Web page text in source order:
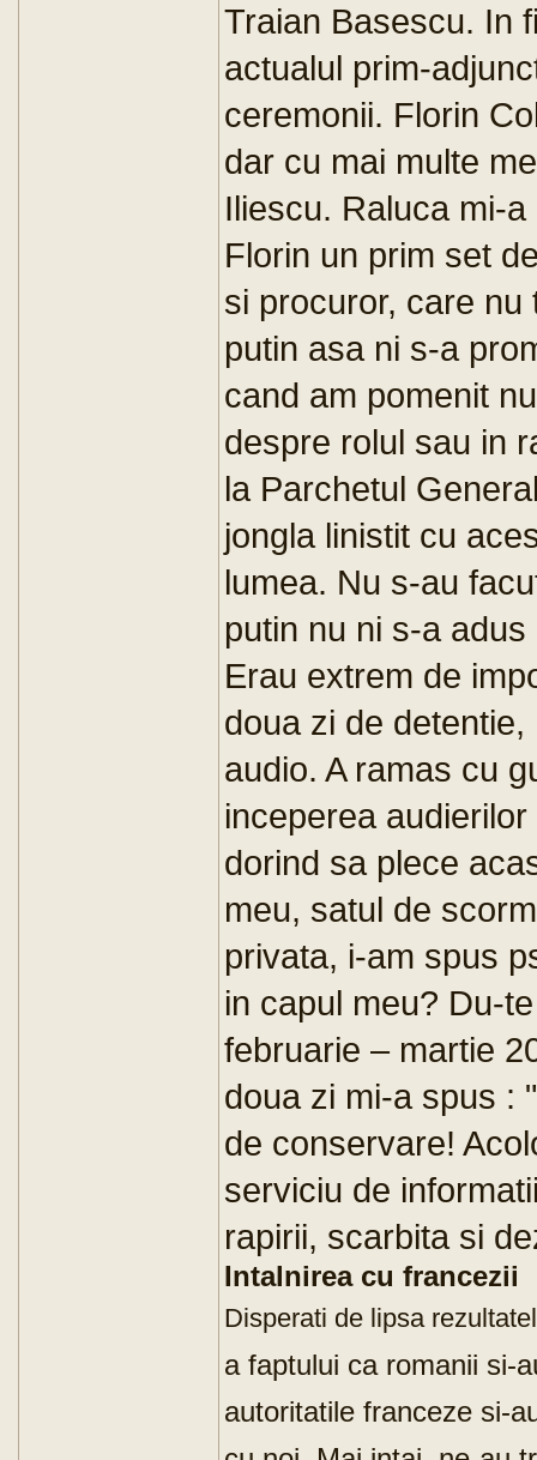
Traian Basescu. In
actualul prim-
ceremonii. Florin
dar cu mai multe
Iliescu. Raluca mi-
Florin un prim set
si procuror, care nu
putin asa ni s-a
cand am pomenit
despre rolul sau in
la Parchetul
jongla linistit cu
lumea. Nu s-au
putin nu ni s-a
Erau extrem de
doua zi de
audio. A ramas cu
inceperea
dorind sa plece
meu, satul de
privata, i-am spus
in capul meu? Du-
februarie – martie
doua zi mi-a spus :
de conservare!
serviciu de
rapirii, scarbita si
Intalnirea cu francezii
Disperati de lipsa
a faptului ca romanii si-
autoritatile franceze si-